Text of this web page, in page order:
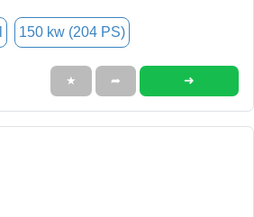
150 kw (204 PS)
★ ➦ ➜